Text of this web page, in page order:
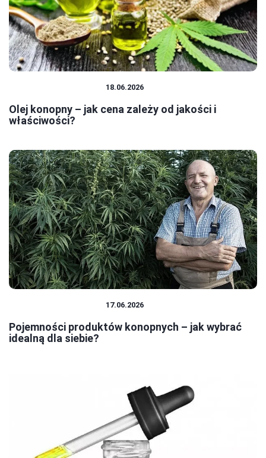
18.06.2026
Olej konopny – jak cena zależy od jakości i
właściwości?
17.06.2026
Pojemności produktów konopnych – jak wybrać
idealną dla siebie?